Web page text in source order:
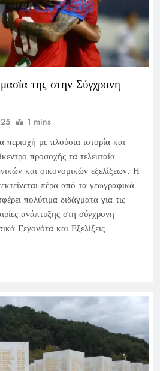
της στην Σύγχρονη
1 mins
με πλούσια ιστορία και
προσοχής τα τελευταία
και οικονομικών εξελίξεων. Η
πέρα από τα γεωγραφικά
πολύτιμα διδάγματα για τις
ανάπτυξης στη σύγχρονη
Γεγονότα και Εξελίξεις